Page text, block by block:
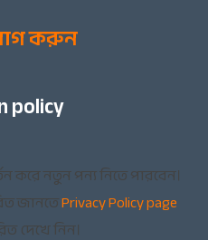
করুন
policy
করে নতুন পন্য নিতে পারবেন।
জানতেPrivacy Policy page
দেখে নিন।